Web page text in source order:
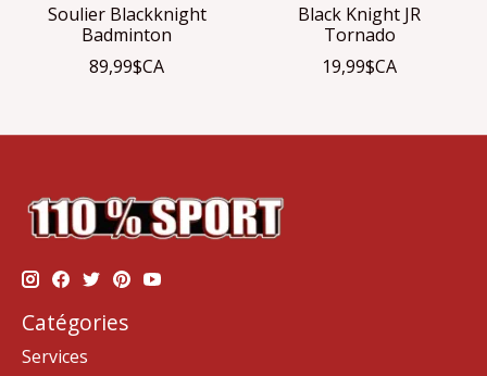
Soulier Blackknight
Badminton
89,99$CA
Black Knight JR
Tornado
19,99$CA
Catégories
Services